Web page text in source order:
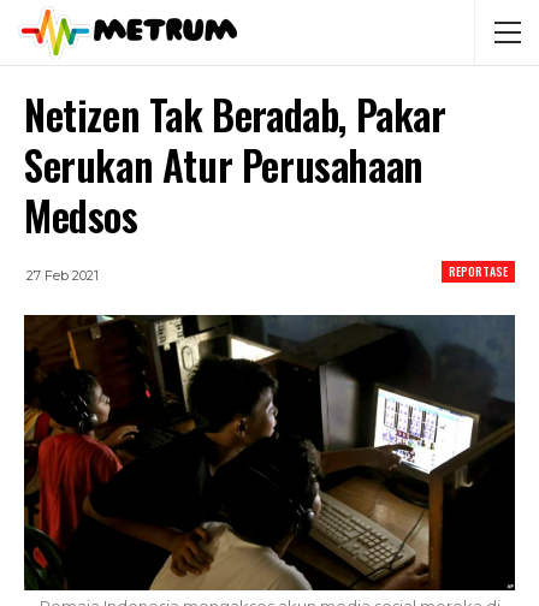
Netizen Tak Beradab, Pakar
Serukan Atur Perusahaan
Medsos
REPORTASE
27 Feb 2021